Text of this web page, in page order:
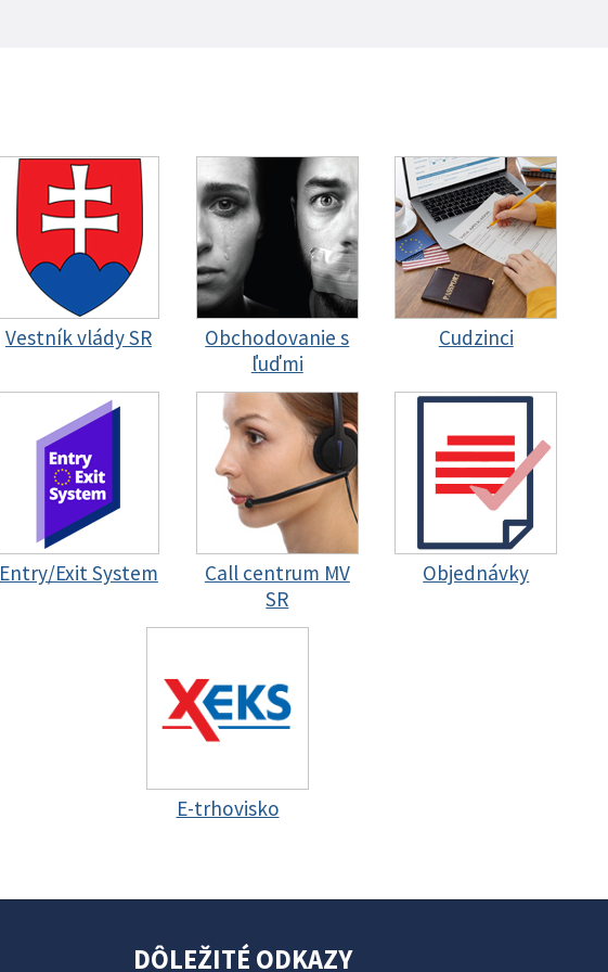
Vestník vlády SR
Obchodovanie s
ľuďmi
Cudzinci
Entry/Exit System
Call centrum MV
SR
Objednávky
E-trhovisko
DÔLEŽITÉ ODKAZY